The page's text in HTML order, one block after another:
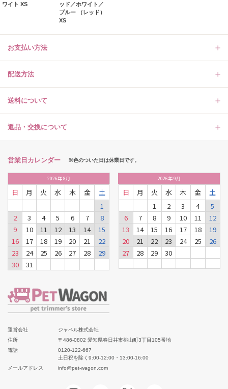
ワイト XS
ッド／ホワイト／
ブルー （レッド）
XS
お支払い方法
配送方法
送料について
返品・交換について
営業日カレンダー ※色のついた日は休業日です。
2026年8月
日 月 火 水 木 金
土
1
2
3 4 5 6 7
8
9
10 11 12 13 14
15
16
17 18 19 20 21
22
23
24 25 26 27 28
29
30
31
2026年9月
日 月 火 水 木 金
土
1
2 3 4
5
6
7 8 9 10 11
12
13
14 15 16 17 18
19
20
21 22 23 24 25
26
27
28 29 30
運営会社
ジャペル株式会社
住所
〒486-0802 愛知県春日井市桃山町3丁目105番地
電話
0120-122-667
土日祝を除く9:00-12:00・13:00-16:00
メールアドレス
info@pet-wagon.com